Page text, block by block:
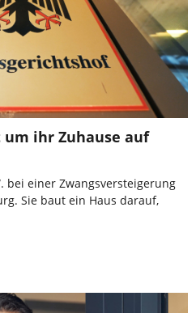
ihr Zuhause auf
bei einer Zwangsversteigerung
Sie baut ein Haus darauf,